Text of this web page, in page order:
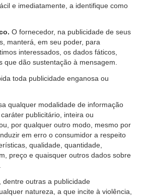
e imediatamente, a identifique como
O fornecedor, na publicidade de seus
manterá, em seu poder, para
interessados, os dados fáticos,
que dão sustentação à mensagem.
toda publicidade enganosa ou
qualquer modalidade de informação
publicitário, inteira ou
por qualquer outro modo, mesmo por
em erro o consumidor a respeito
qualidade, quantidade,
preço e quaisquer outros dados sobre
dentre outras a publicidade
natureza, a que incite à violência,